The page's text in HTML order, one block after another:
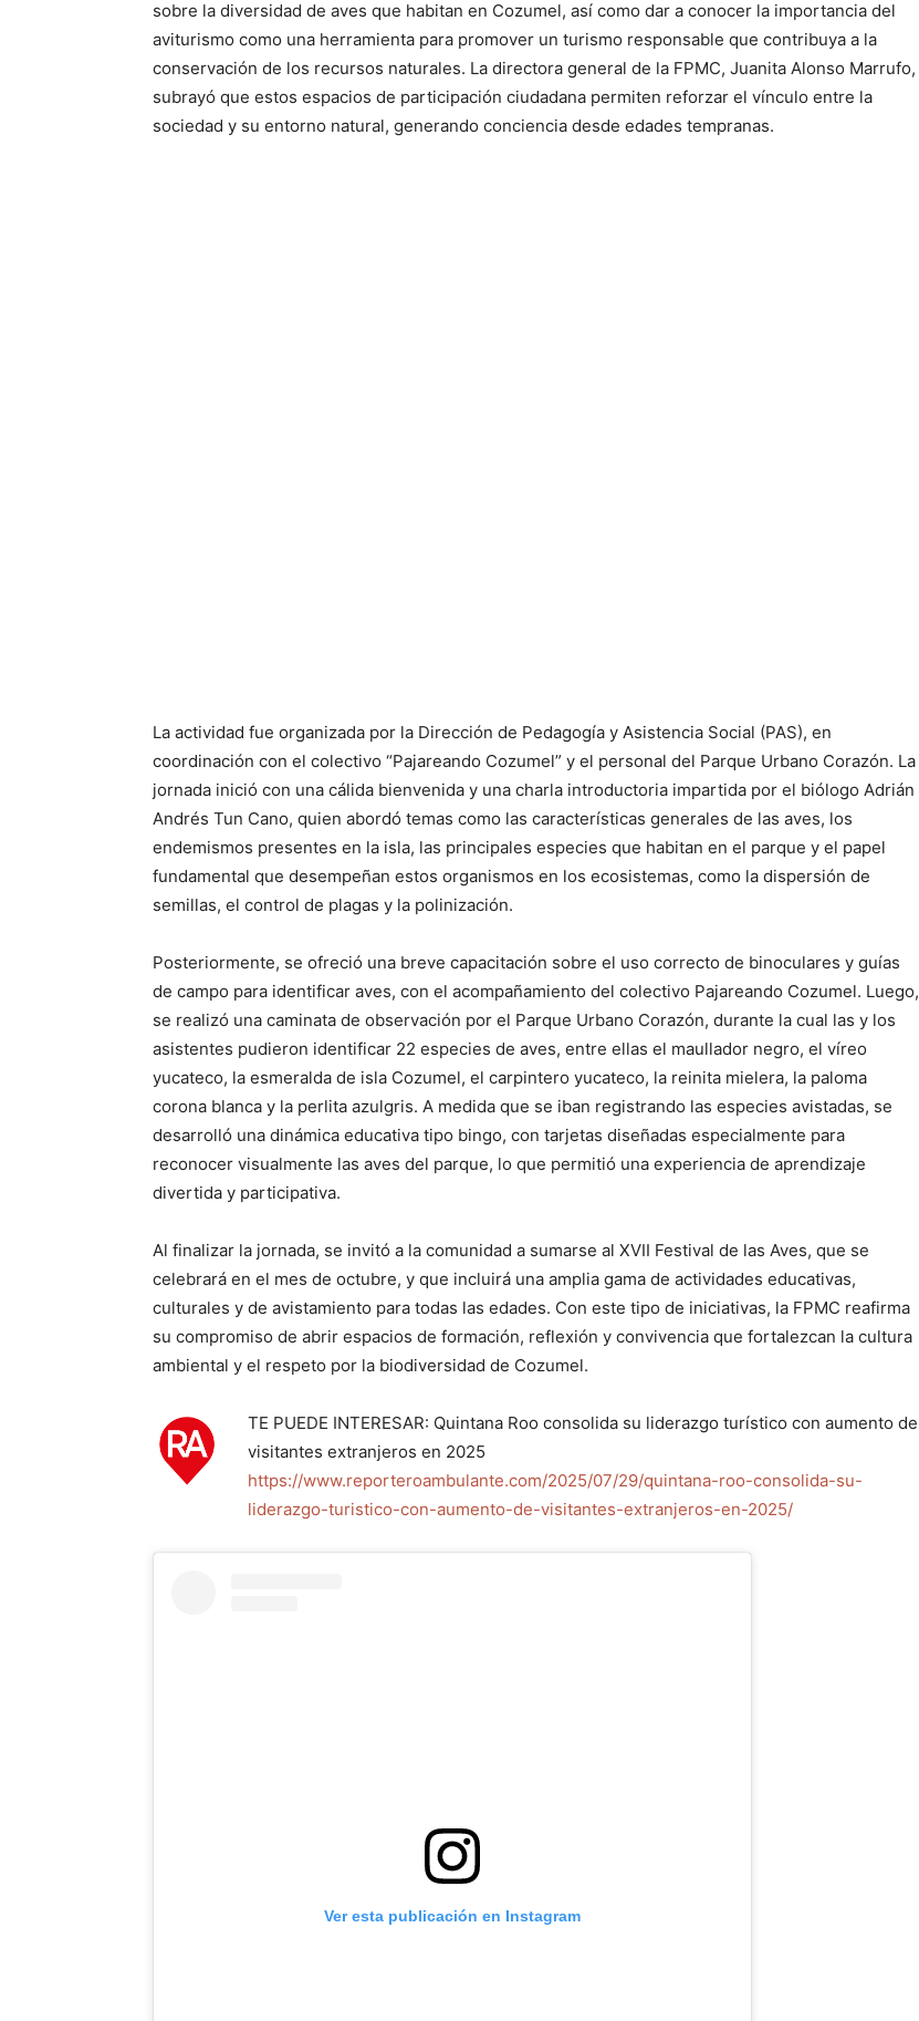
sobre la diversidad de aves que habitan en Cozumel, así como dar a conocer la importancia del
aviturismo como una herramienta para promover un turismo responsable que contribuya a la
conservación de los recursos naturales. La directora general de la FPMC, Juanita Alonso Marrufo,
subrayó que estos espacios de participación ciudadana permiten reforzar el vínculo entre la
sociedad y su entorno natural, generando conciencia desde edades tempranas.
La actividad fue organizada por la Dirección de Pedagogía y Asistencia Social (PAS), en
coordinación con el colectivo “Pajareando Cozumel” y el personal del Parque Urbano Corazón. La
jornada inició con una cálida bienvenida y una charla introductoria impartida por el biólogo Adrián
Andrés Tun Cano, quien abordó temas como las características generales de las aves, los
endemismos presentes en la isla, las principales especies que habitan en el parque y el papel
fundamental que desempeñan estos organismos en los ecosistemas, como la dispersión de
semillas, el control de plagas y la polinización.
Posteriormente, se ofreció una breve capacitación sobre el uso correcto de binoculares y guías
de campo para identificar aves, con el acompañamiento del colectivo Pajareando Cozumel. Luego,
se realizó una caminata de observación por el Parque Urbano Corazón, durante la cual las y los
asistentes pudieron identificar 22 especies de aves, entre ellas el maullador negro, el víreo
yucateco, la esmeralda de isla Cozumel, el carpintero yucateco, la reinita mielera, la paloma
corona blanca y la perlita azulgris. A medida que se iban registrando las especies avistadas, se
desarrolló una dinámica educativa tipo bingo, con tarjetas diseñadas especialmente para
reconocer visualmente las aves del parque, lo que permitió una experiencia de aprendizaje
divertida y participativa.
Al finalizar la jornada, se invitó a la comunidad a sumarse al XVII Festival de las Aves, que se
celebrará en el mes de octubre, y que incluirá una amplia gama de actividades educativas,
culturales y de avistamiento para todas las edades. Con este tipo de iniciativas, la FPMC reafirma
su compromiso de abrir espacios de formación, reflexión y convivencia que fortalezcan la cultura
ambiental y el respeto por la biodiversidad de Cozumel.
TE PUEDE INTERESAR: Quintana Roo consolida su liderazgo turístico con aumento de
visitantes extranjeros en 2025
https://www.reporteroambulante.com/2025/07/29/quintana-roo-consolida-su-
liderazgo-turistico-con-aumento-de-visitantes-extranjeros-en-2025/
Ver esta publicación en Instagram